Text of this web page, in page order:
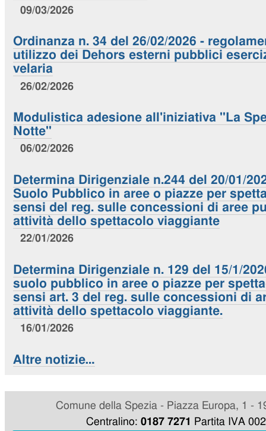
09/03/2026
Ordinanza n. 34 del 26/02/2026 -
utilizzo dei Dehors esterni pubblici
velaria
26/02/2026
Modulistica adesione all'iniziativa "La
Notte"
06/02/2026
Determina Dirigenziale n.244 del 20/01/
Suolo Pubblico in aree o piazze per
sensi del reg. sulle concessioni di aree
attività dello spettacolo viaggiante
22/01/2026
Determina Dirigenziale n. 129 del 15/1/
suolo pubblico in aree o piazze per
sensi art. 3 del reg. sulle concessioni di
attività dello spettacolo viaggiante.
16/01/2026
Altre notizie…
Comune della Spezia - Piazza Europa, 1 -
Centralino: 0187 7271 Partita IVA